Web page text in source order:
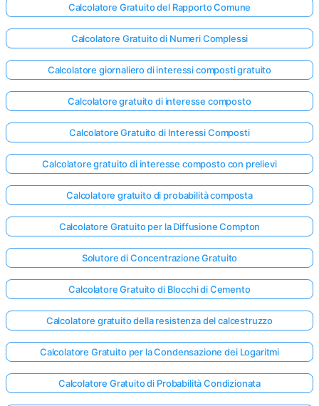
Calcolatore Gratuito del Rapporto Comune
Calcolatore Gratuito di Numeri Complessi
Calcolatore giornaliero di interessi composti gratuito
Calcolatore gratuito di interesse composto
Calcolatore Gratuito di Interessi Composti
Calcolatore gratuito di interesse composto con prelievi
Calcolatore gratuito di probabilità composta
Calcolatore Gratuito per la Diffusione Compton
Solutore di Concentrazione Gratuito
Calcolatore Gratuito di Blocchi di Cemento
Calcolatore gratuito della resistenza del calcestruzzo
Calcolatore Gratuito per la Condensazione dei Logaritmi
Calcolatore Gratuito di Probabilità Condizionata